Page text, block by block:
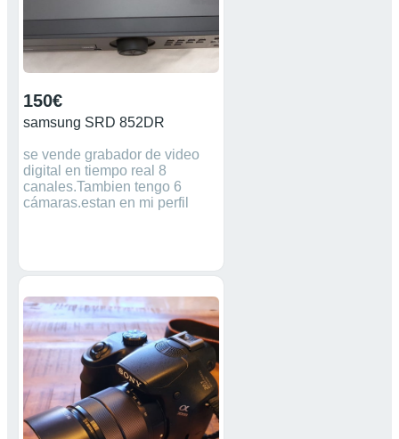
150€
samsung SRD 852DR
se vende grabador de video
digital en tiempo real 8
canales.Tambien tengo 6
cámaras.estan en mi perfil